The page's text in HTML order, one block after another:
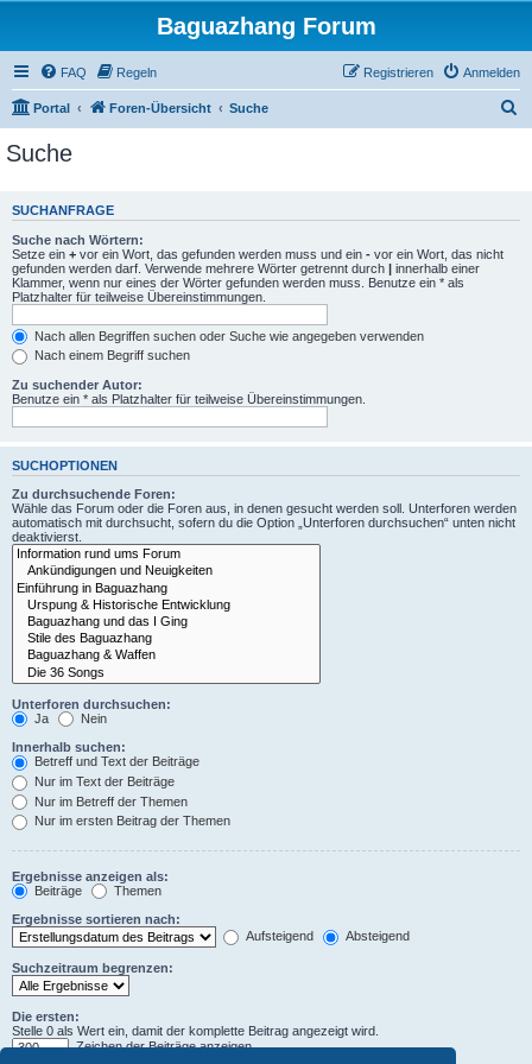
Baguazhang Forum
FAQ Regeln Anmelden
Registrieren
Portal Foren-Übersicht Suche
e
Suche
SUCHANFRAGE
Suche nach Wörtern:
Setze ein + vor ein Wort, das gefunden werden muss und ein - vor ein Wort, das nicht
gefunden werden darf. Verwende mehrere Wörter getrennt durch | innerhalb einer
Klammer, wenn nur eines der Wörter gefunden werden muss. Benutze ein * als
Platzhalter für teilweise Übereinstimmungen.
Nach allen Begriffen suchen oder Suche wie angegeben verwenden
Nach einem Begriff suchen
Zu suchender Autor:
Benutze ein * als Platzhalter für teilweise Übereinstimmungen.
SUCHOPTIONEN
Zu durchsuchende Foren:
Wähle das Forum oder die Foren aus, in denen gesucht werden soll. Unterforen werden
automatisch mit durchsucht, sofern du die Option „Unterforen durchsuchen“ unten nicht
deaktivierst.
Unterforen durchsuchen:
Ja
Nein
Innerhalb suchen:
Betreff und Text der Beiträge
Nur im Text der Beiträge
Nur im Betreff der Themen
Nur im ersten Beitrag der Themen
Ergebnisse anzeigen als:
Beiträge
Themen
Ergebnisse sortieren nach:
Aufsteigend
Absteigend
Suchzeitraum begrenzen:
Die ersten:
Stelle 0 als Wert ein, damit der komplette Beitrag angezeigt wird.
Zeichen der Beiträge anzeigen